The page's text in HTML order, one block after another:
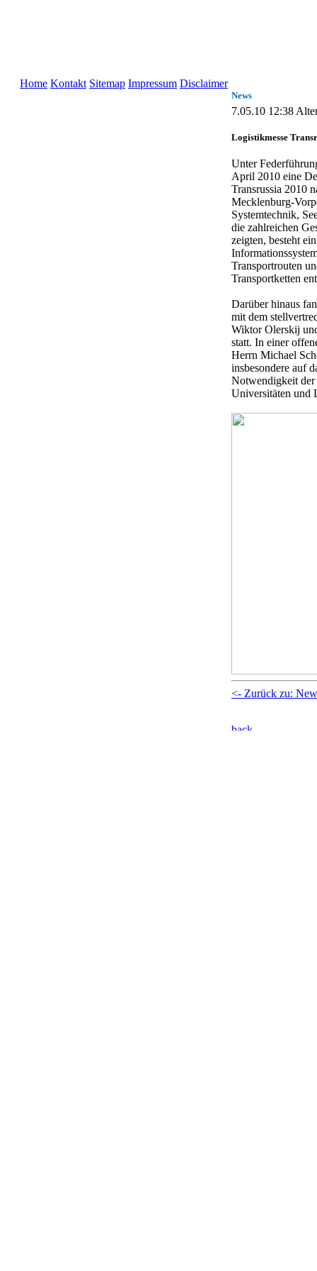
Home Kontakt Sitemap Impressum Disclaimer
News
7.05.10 12:38
Logistikmesse
Unter
April 2010 eine
Transrussia 2010
Mecklenburg-
Systemtechnik,
die zahlreichen
zeigten, besteht
Transportrouten
Transportketten
Darüber hinaus
mit dem
Wiktor Olerskij
statt. In einer
Herrn Michael
insbesondere auf
Notwendigkeit der
Universitäten und
<- Zurück zu: